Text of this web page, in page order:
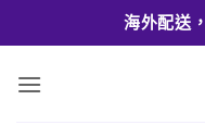
海外配送